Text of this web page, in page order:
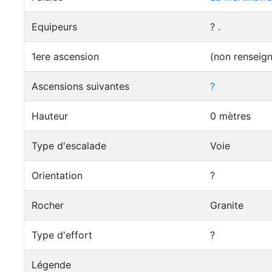
Equipeurs ? .
1ere ascension (non
Ascensions suivantes ?
Hauteur 0 mètres
Type d'escalade Voie
Orientation ?
Rocher Granite
Type d'effort ?
Légende